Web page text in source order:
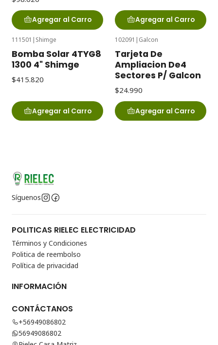
Agregar al Carro Agregar al Carro
111501 | Shimge
Bomba Solar 4TYG8
1300 4" Shimge
$415.820
Agregar al Carro
102091 | Galcon
Tarjeta De
Ampliacion De4
Sectores P/ Galcon
$24.990
Agregar al Carro
Síguenos
POLITICAS RIELEC ELECTRICIDAD
Términos y Condiciones
Politica de reembolso
Política de privacidad
INFORMACIÓN
CONTÁCTANOS
+56949086802
56949086802